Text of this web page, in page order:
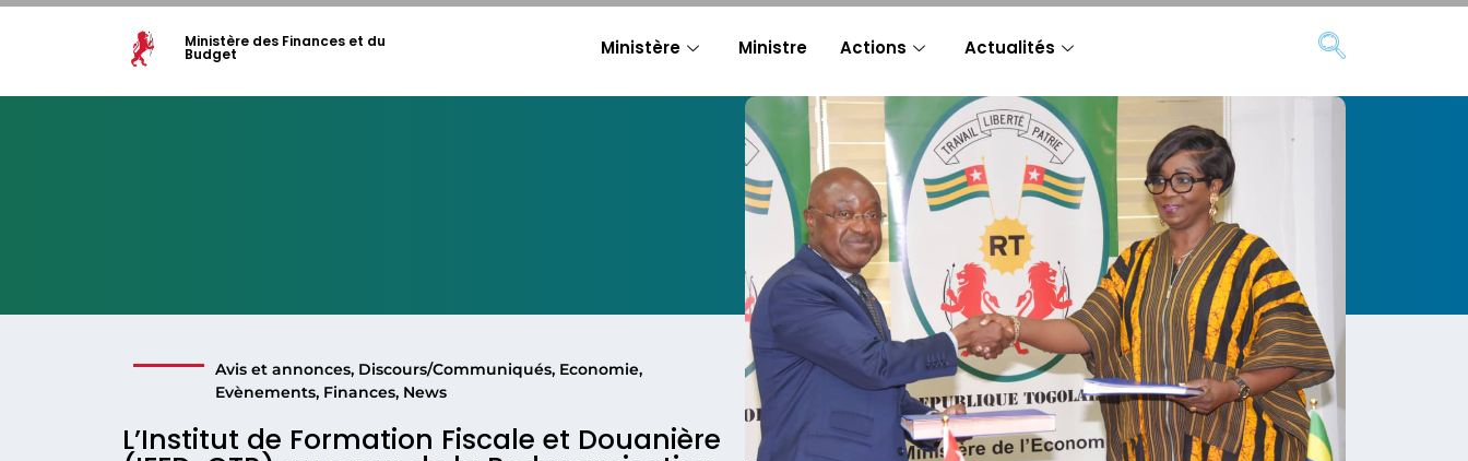
Ministère des Finances et du
Budget Ministère Ministre Actions Actualités
Avis et annonces, Discours/Communiqués, Economie,
Evènements, Finances, News
L’Institut de Formation Fiscale et Douanière